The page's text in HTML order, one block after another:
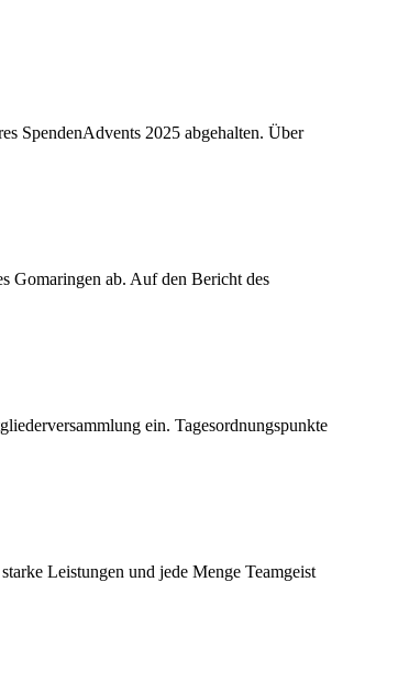
SpendenAdvents 2025 abgehalten. Über
Gomaringen ab. Auf den Bericht des
ein. Tagesordnungspunkte
Leistungen und jede Menge Teamgeist